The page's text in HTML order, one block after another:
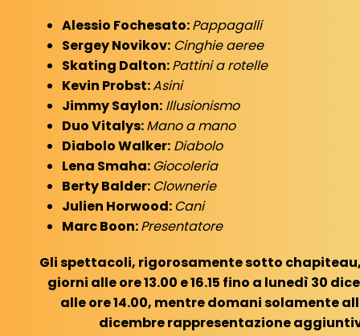
Alessio Fochesato:Pappagalli
Sergey Novikov: Cinghie aeree
Skating Dalton:Pattini a rotelle
Kevin Probst:Asini
Jimmy Saylon: Illusionismo
Duo Vitalys:Mano a mano
Diabolo Walker: Diabolo
Lena Smaha: Giocoleria
Berty Balder: Clownerie
Julien Horwood: Cani
Marc Boon:Presentatore
Gli spettacoli, rigorosamente sotto
giorni alle ore 13.00 e 16.15 fino a lunedì 30
alle ore 14.00, mentre domani solamente
dicembre rappresentazione